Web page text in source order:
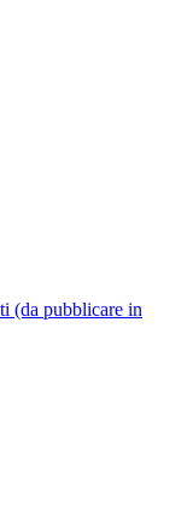
(da pubblicare in